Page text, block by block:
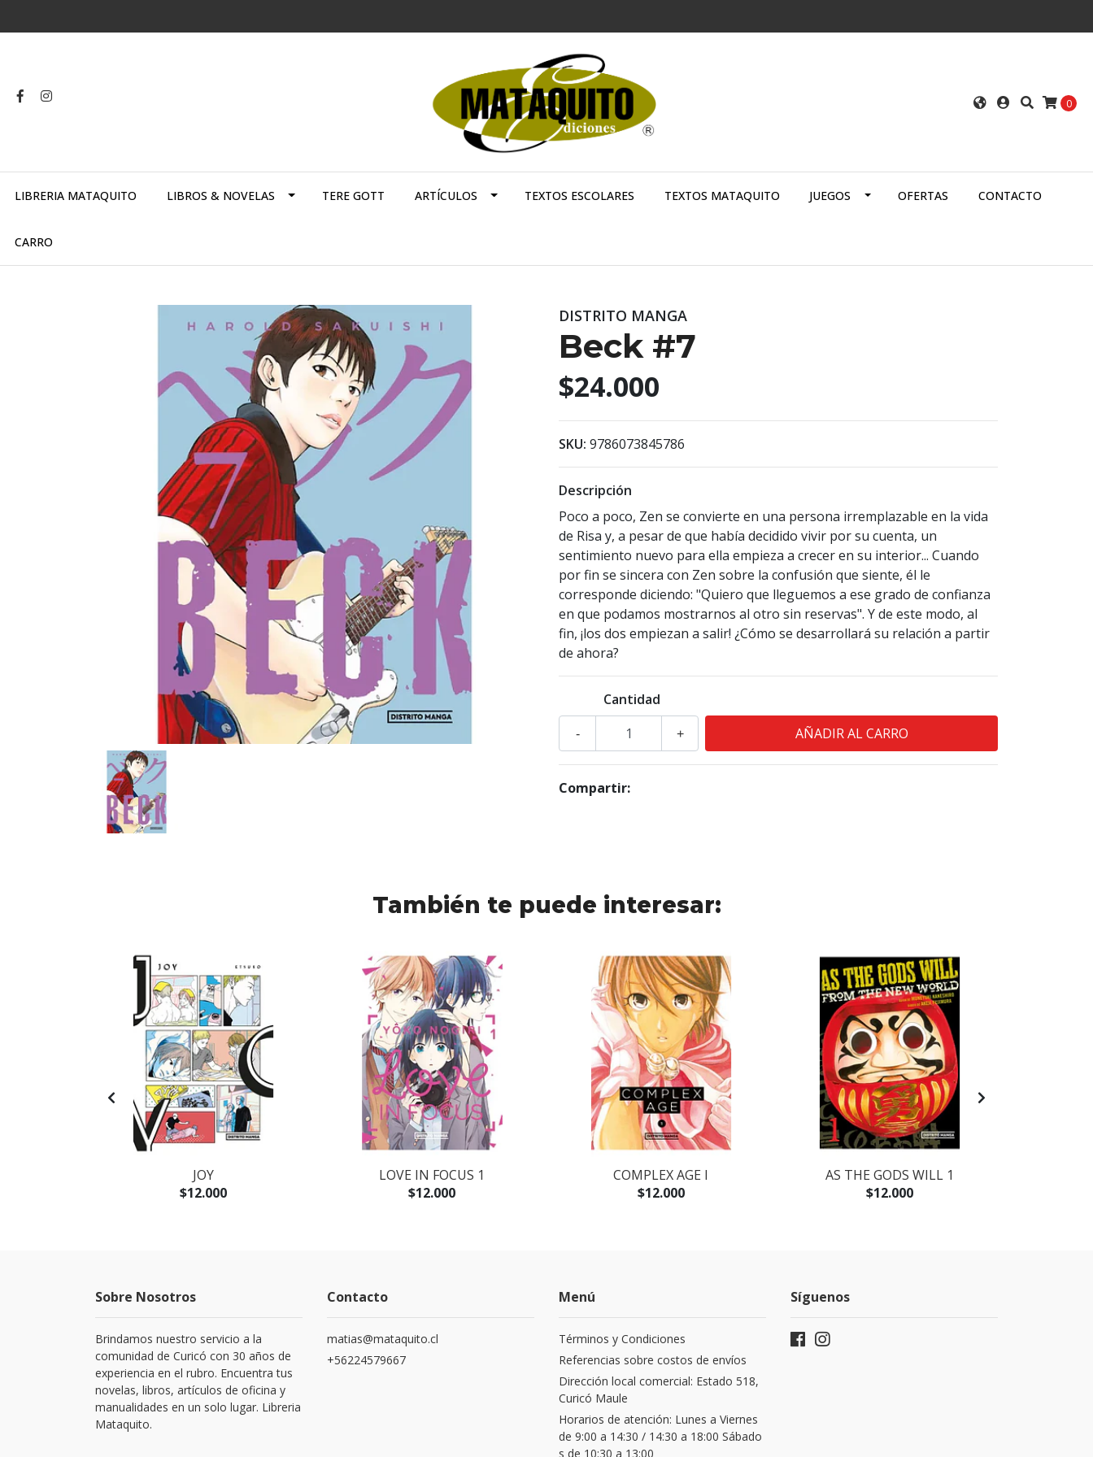
0
LIBRERIA MATAQUITO LIBROS & NOVELAS TERE GOTT ARTÍCULOS TEXTOS ESCOLARES TEXTOS MATAQUITO JUEGOS OFERTAS CONTACTO
CARRO
DISTRITO MANGA
Beck #7
$24.000
SKU: 9786073845786
Descripción
Poco a poco, Zen se convierte en una persona irremplazable en la vida
de Risa y, a pesar de que había decidido vivir por su cuenta, un
sentimiento nuevo para ella empieza a crecer en su interior... Cuando
por fin se sincera con Zen sobre la confusión que siente, él le
corresponde diciendo: "Quiero que lleguemos a ese grado de confianza
en que podamos mostrarnos al otro sin reservas". Y de este modo, al
fin, ¡los dos empiezan a salir! ¿Cómo se desarrollará su relación a partir
de ahora?
Cantidad
+
-
Compartir:
También te puede interesar:
JOY
$12.000
LOVE IN FOCUS 1
$12.000
COMPLEX AGE I
$12.000
AS THE GODS WILL 1
$12.000
Sobre Nosotros
Brindamos nuestro servicio a la
comunidad de Curicó con 30 años de
experiencia en el rubro. Encuentra tus
novelas, libros, artículos de oficina y
manualidades en un solo lugar. Libreria
Mataquito.
Contacto
matias@mataquito.cl
+56224579667
Menú
Términos y Condiciones
Referencias sobre costos de envíos
Dirección local comercial: Estado 518,
Curicó Maule
Horarios de atención: Lunes a Viernes
de 9:00 a 14:30 / 14:30 a 18:00 Sábado
s de 10:30 a 13:00
Síguenos